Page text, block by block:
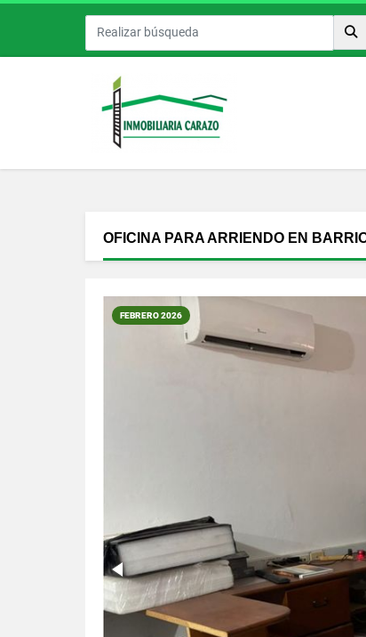
OFICINA PARA ARRIENDO EN
FEBRERO 2026